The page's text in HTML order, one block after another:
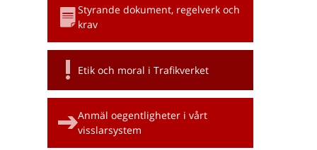
Styrande dokument, regelverk och
krav
Etik och moral i Trafikverket
Anmäl oegentligheter i vårt
visslarsystem